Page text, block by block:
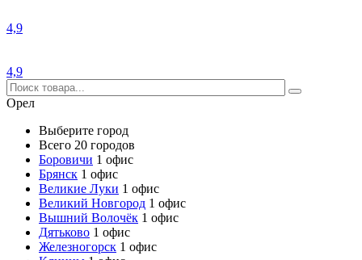
4,9
4,9
Орел
Выберите город
Всего 20 городов
Боровичи 1 офис
Брянск 1 офис
Великие Луки 1 офис
Великий Новгород 1 офис
Вышний Волочёк 1 офис
Дятьково 1 офис
Железногорск 1 офис